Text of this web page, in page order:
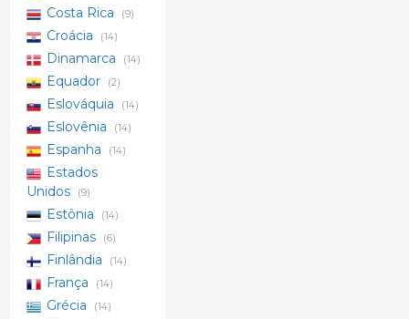
Costa Rica (9)
Croácia (14)
Dinamarca (14)
Equador (2)
Eslováquia (14)
Eslovênia (14)
Espanha (14)
Estados
Unidos
(9)
Estônia (14)
Filipinas (6)
Finlândia (14)
França (14)
Grécia (14)